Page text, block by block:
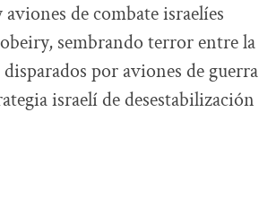
de combate israelíes
sembrando terror entre la
por aviones de guerra
israelí de desestabilización